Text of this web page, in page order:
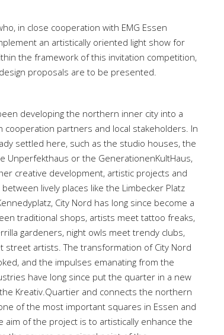
in close cooperation with EMG Essen
an artistically oriented light show for
the framework of this invitation competition,
proposals are to be presented.
developing the northern inner city into a
cooperation partners and local stakeholders. In
settled here, such as the studio houses, the
Unperfekthaus or the GenerationenKultHaus,
creative development, artistic projects and
lively places like the Limbecker Platz
City Nord has long since become a
traditional shops, artists meet tattoo freaks,
gardeners, night owls meet trendy clubs,
artists. The transformation of City Nord
and the impulses emanating from the
have long since put the quarter in a new
Kreativ.Quartier and connects the northern
of the most important squares in Essen and
aim of the project is to artistically enhance the
STUDIO HILDEBRAND